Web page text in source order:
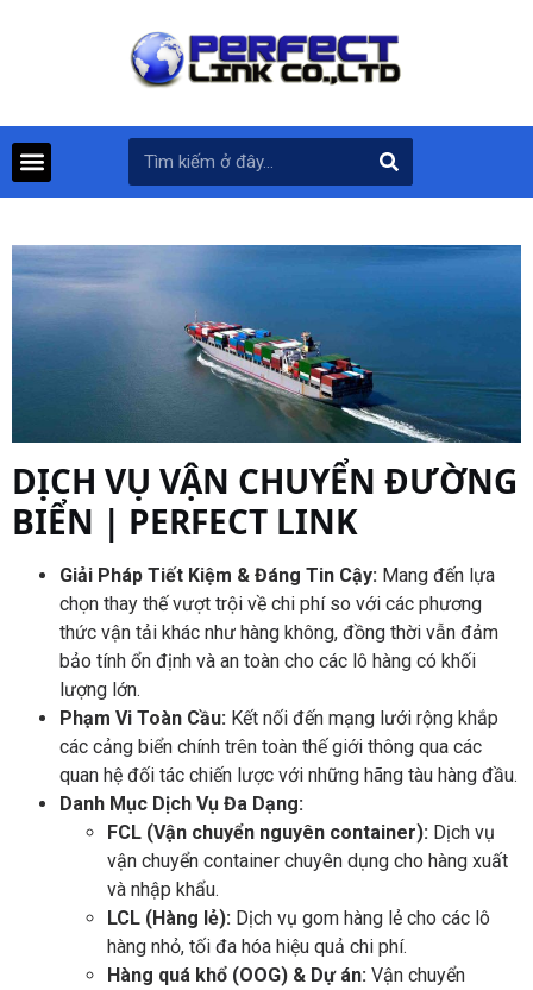
DỊCH VỤ VẬN CHUYỂN ĐƯỜNG
BIỂN | PERFECT LINK
Giải Pháp Tiết Kiệm & Đáng Tin Cậy: Mang đến lựa
chọn thay thế vượt trội về chi phí so với các phương
thức vận tải khác như hàng không, đồng thời vẫn đảm
bảo tính ổn định và an toàn cho các lô hàng có khối
lượng lớn.
Phạm Vi Toàn Cầu: Kết nối đến mạng lưới rộng khắp
các cảng biển chính trên toàn thế giới thông qua các
quan hệ đối tác chiến lược với những hãng tàu hàng đầu.
Danh Mục Dịch Vụ Đa Dạng:
FCL (Vận chuyển nguyên container): Dịch vụ
vận chuyển container chuyên dụng cho hàng xuất
và nhập khẩu.
LCL (Hàng lẻ): Dịch vụ gom hàng lẻ cho các lô
hàng nhỏ, tối đa hóa hiệu quả chi phí.
Hàng quá khổ (OOG) & Dự án: Vận chuyển